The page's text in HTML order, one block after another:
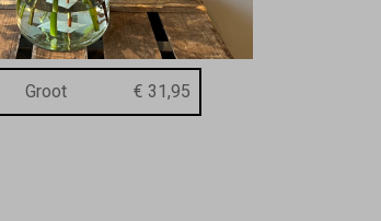
Groot € 31,95